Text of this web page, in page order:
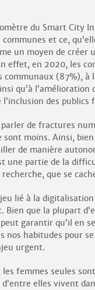
du Smart City
et ce,
un moyen de créer
effet, en 2020, les
communaux (87%),
qu’à
des publics
de fractures
sont moins. Ainsi,
de manière
une partie de la
que se
lié à la
que la plupart
garantir qu’il en
nos habitudes pour
urgent.
femmes seules
elles vivent